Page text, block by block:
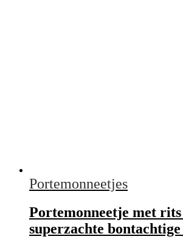
Portemonneetjes
Portemonneetje met
superzachte